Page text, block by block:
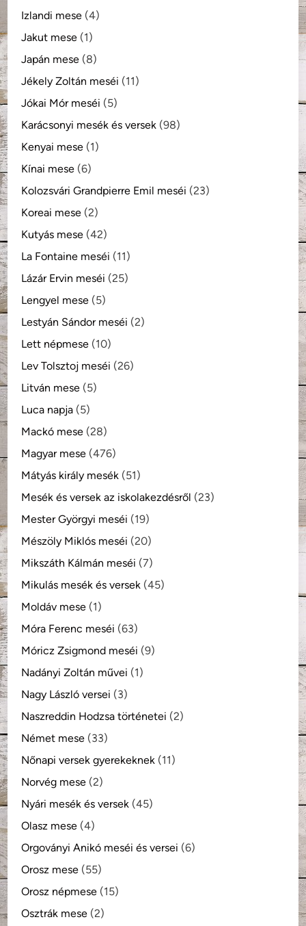
Izlandi mese (4)
Jakut mese (1)
Japán mese (8)
Jékely Zoltán meséi (11)
Jókai Mór meséi (5)
Karácsonyi mesék és versek (98)
Kenyai mese (1)
Kínai mese (6)
Kolozsvári Grandpierre Emil meséi (23)
Koreai mese (2)
Kutyás mese (42)
La Fontaine meséi (11)
Lázár Ervin meséi (25)
Lengyel mese (5)
Lestyán Sándor meséi (2)
Lett népmese (10)
Lev Tolsztoj meséi (26)
Litván mese (5)
Luca napja (5)
Mackó mese (28)
Magyar mese (476)
Mátyás király mesék (51)
Mesék és versek az iskolakezdésről (23)
Mester Györgyi meséi (19)
Mészöly Miklós meséi (20)
Mikszáth Kálmán meséi (7)
Mikulás mesék és versek (45)
Moldáv mese (1)
Móra Ferenc meséi (63)
Móricz Zsigmond meséi (9)
Nadányi Zoltán művei (1)
Nagy László versei (3)
Naszreddin Hodzsa történetei (2)
Német mese (33)
Nőnapi versek gyerekeknek (11)
Norvég mese (2)
Nyári mesék és versek (45)
Olasz mese (4)
Orgoványi Anikó meséi és versei (6)
Orosz mese (55)
Orosz népmese (15)
Osztrák mese (2)